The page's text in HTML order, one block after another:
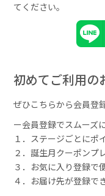
てください。
初めてご利用の
ぜひこちらから会員登
ー会員登録でスムー
１．ステージごとにポ
２．誕生月クーポンプ
３．お気に入り登録で
４．お届け先が登録で